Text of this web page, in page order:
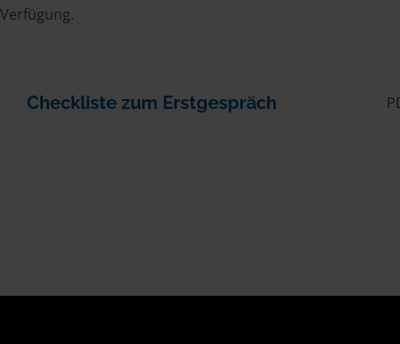
Verfügung.
Checkliste zum Erstgespräch